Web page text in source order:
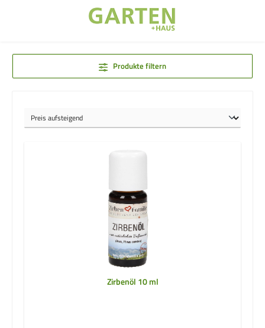
Produkte filtern
Zirbenöl 10 ml